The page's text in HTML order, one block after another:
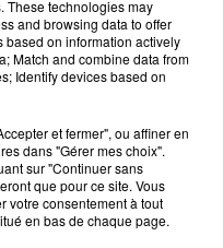
de plages
These technologies may
and browsing data to offer
on information actively
Match and combine data from
Identify devices based on
et fermer", ou affiner en
dans "Gérer mes choix".
sur "Continuer sans
que pour ce site. Vous
votre consentement à tout
en bas de chaque page.